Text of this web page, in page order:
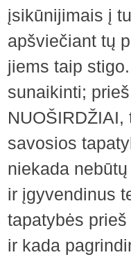
įsikūnijimais į
apšviečiant tų
jiems taip
sunaikinti;
savosios
niekada
ir įgyvendinus
tapatybės
ir kada